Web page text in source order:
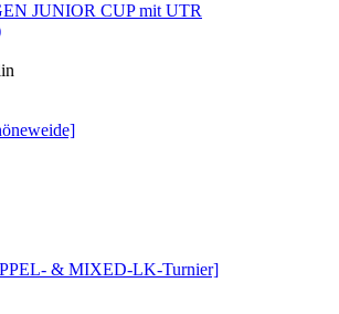
JUNIOR CUP mit UTR
& MIXED-LK-Turnier]